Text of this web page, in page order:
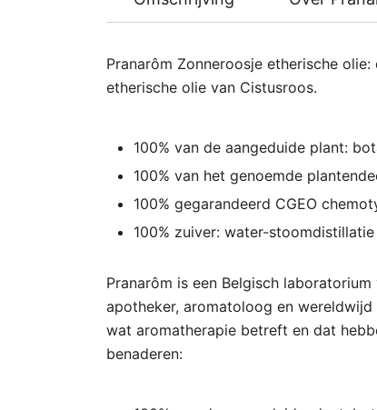
Pranarôm Zonneroosje etherische
etherische olie van Cistusroos.
100% van de aangeduide plant:
100% van het genoemde
100% gegarandeerd CGEO
100% zuiver: water-
Pranarôm is een Belgisch
apotheker, aromatoloog en
wat aromatherapie betreft en dat
benaderen: